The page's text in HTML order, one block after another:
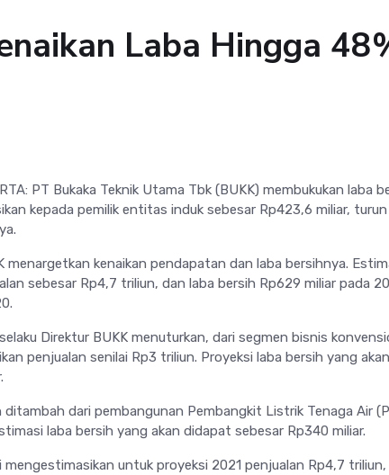
Laba Hingga
PT Bukaka Teknik Utama Tbk (BUKK) membukukan laba
kepada pemilik entitas induk sebesar Rp423,6 miliar, turun
menargetkan kenaikan pendapatan dan laba bersihnya.
sebesar Rp4,7 triliun, dan laba bersih Rp629 miliar pada
selaku Direktur BUKK menuturkan, dari segmen bisnis
penjualan senilai Rp3 triliun. Proyeksi laba bersih yang
dari pembangunan Pembangkit Listrik Tenaga Air
laba bersih yang akan didapat sebesar Rp340 miliar.
mengestimasikan untuk proyeksi 2021 penjualan Rp4,7 triliun,